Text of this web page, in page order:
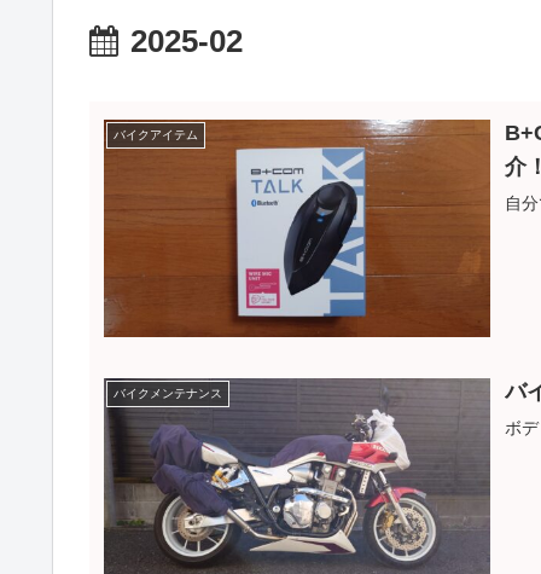
2025-02
バイクアイテム
介
自
バイクメンテナンス バ
ボ